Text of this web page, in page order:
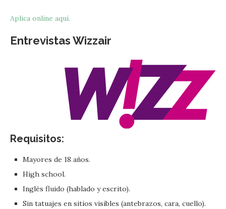
Aplica online aquí.
Entrevistas Wizzair
Requisitos:
Mayores de 18 años.
High school.
Inglés fluido (hablado y escrito).
Sin tatuajes en sitios visibles (antebrazos, cara, cuello).